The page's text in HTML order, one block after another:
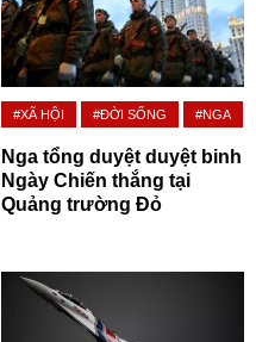
#XÃ HỘI #ĐỜI SỐNG #NGA
Nga tổng duyệt duyệt binh
Ngày Chiến thắng tại
Quảng trường Đỏ